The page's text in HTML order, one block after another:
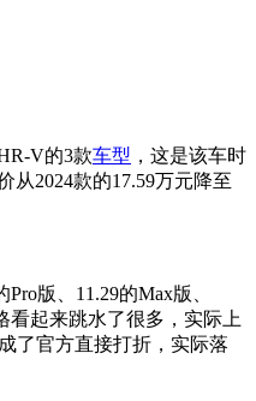
V的3款车型 ，这是该车时
从2024款的17.59万元降至
版、11.29的Max版、
看起来跳水了很多，实际上
了官方直接打折，实际落